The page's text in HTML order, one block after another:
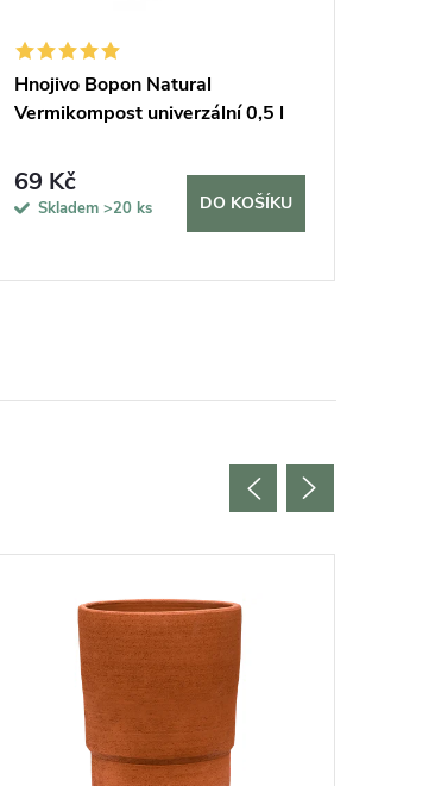
Hnojivo Bopon Natural
Vermikompost univerzální 0,5 l
69 Kč
Skladem >20 ks DO KOŠÍKU